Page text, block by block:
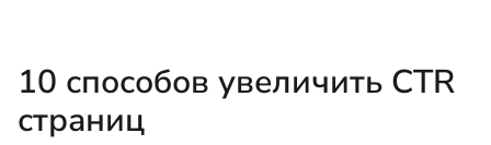
10 способов увеличить CTR
страниц